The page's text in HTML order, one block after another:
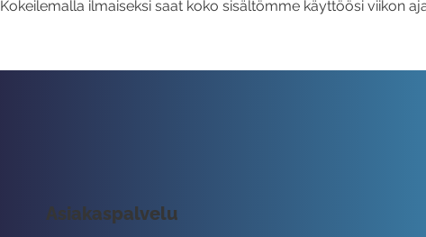
Kokeilemalla ilmaiseksi saat koko sisältömme käyttöösi viikon
Asiakaspalvelu